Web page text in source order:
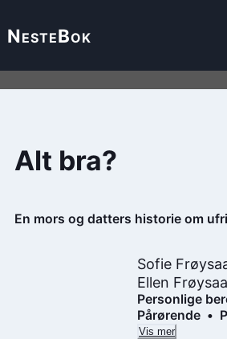
NesteBok
Alt bra?
En mors og datters historie om
Sofie
Ellen Frøysaa
Personlige
Pårørende
Vis mer